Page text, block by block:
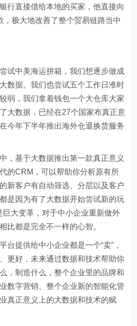
行直接借给本地的买家，他直接向
，极大地改善了整个贸易链路当中
试中美海运拼箱，我们想逐步做成
数据。我们也尝试五个工作日准时
弱，我们拿着钱包一个大仓库大家
大数据，已经在27个国家布真正意
今年下半年推出海外仓退换货服务
，基于大数据推出第一款真正意义
的CRM，可以帮助你分析原有所
新客户有自动筛选、分层以及客户
是因为有了大数据开始尝试新的玩
巨大变革，对于中小企业重新做外
比都是完全不一样的心智。
台提供给中小企业都是一个“卖”，
更好，未来通过数据和技术帮助你
，制造什么，整个企业里的品牌和
数字营销、整个企业新的智能化管
真正意义上的大数据和技术的赋